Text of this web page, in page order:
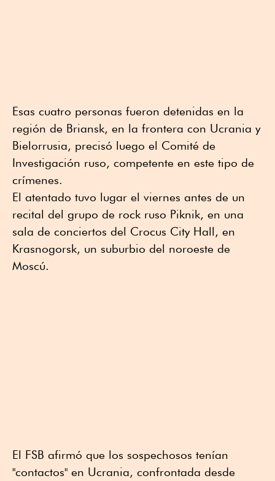
Esas cuatro personas fueron detenidas en la
región de Briansk, en la frontera con Ucrania y
Bielorrusia, precisó luego el Comité de
Investigación ruso, competente en este tipo de
crímenes.
El atentado tuvo lugar el viernes antes de un
recital del grupo de rock ruso Piknik, en una
sala de conciertos del Crocus City Hall, en
Krasnogorsk, un suburbio del noroeste de
Moscú.
El FSB afirmó que los sospechosos tenían
"contactos" en Ucrania, confrontada desde